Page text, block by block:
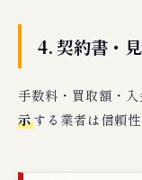
4. 契約書・
手数料・買取額・入
示する業者は信頼